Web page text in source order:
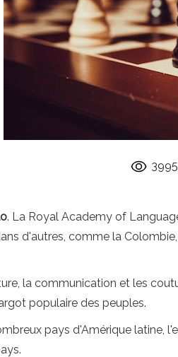
3995
. La Royal Academy of
d'autres, comme la
la communication et les
populaire des peuples.
pays d'Amérique latine,